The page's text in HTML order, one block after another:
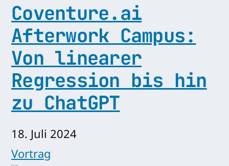
Coventure.ai
Afterwork Campus:
Von linearer
Regression bis hin
zu ChatGPT
18. Juli 2024
Vortrag